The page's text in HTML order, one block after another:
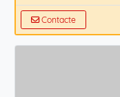
Contacte